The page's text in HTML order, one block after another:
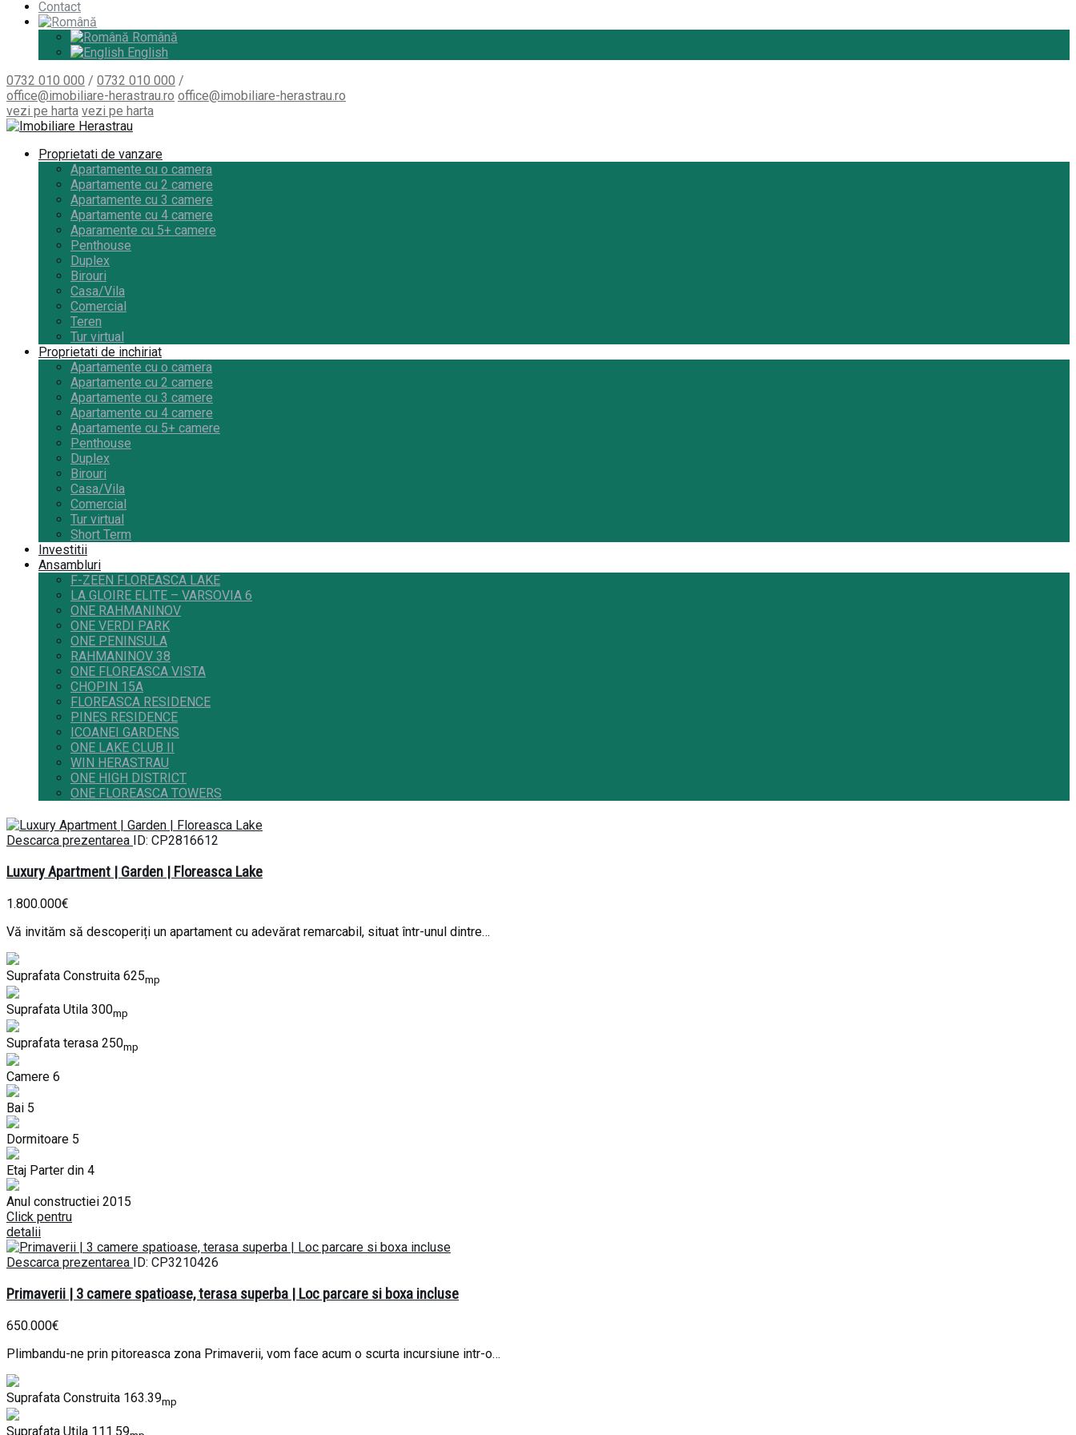
Contact
Română
English
0732 010 000 / 0732 010 000 /
office@imobiliare-herastrau.ro office@imobiliare-herastrau.ro
vezi pe harta vezi pe harta
Proprietati de vanzare
Apartamente cu o camera
Apartamente cu 2 camere
Apartamente cu 3 camere
Apartamente cu 4 camere
Aparamente cu 5+ camere
Penthouse
Duplex
Birouri
Casa/Vila
Comercial
Teren
Tur virtual
Proprietati de inchiriat
Apartamente cu o camera
Apartamente cu 2 camere
Apartamente cu 3 camere
Apartamente cu 4 camere
Apartamente cu 5+ camere
Penthouse
Duplex
Birouri
Casa/Vila
Comercial
Tur virtual
Short Term
Investitii
Ansambluri
F-ZEEN FLOREASCA LAKE
LA GLOIRE ELITE – VARSOVIA 6
ONE RAHMANINOV
ONE VERDI PARK
ONE PENINSULA
RAHMANINOV 38
ONE FLOREASCA VISTA
CHOPIN 15A
FLOREASCA RESIDENCE
PINES RESIDENCE
ICOANEI GARDENS
ONE LAKE CLUB II
WIN HERASTRAU
ONE HIGH DISTRICT
ONE FLOREASCA TOWERS
Descarca prezentarea ID: CP2816612
Luxury Apartment | Garden | Floreasca Lake
1.800.000€
Vă invităm să descoperiți un apartament cu adevărat remarcabil, situat într-unul dintre…
Suprafata Construita 625mp
Suprafata Utila 300mp
Suprafata terasa 250mp
Camere 6
Bai 5
Dormitoare 5
Etaj Parter din 4
Anul constructiei 2015
Click pentru
detalii
Descarca prezentarea
ID: CP3210426
Primaverii | 3 camere spatioase, terasa superba | Loc parcare si boxa incluse
650.000€
Plimbandu-ne prin pitoreasca zona Primaverii, vom face acum o scurta incursiune intr-o…
Suprafata Construita 163.39mp
Suprafata Utila 111.59